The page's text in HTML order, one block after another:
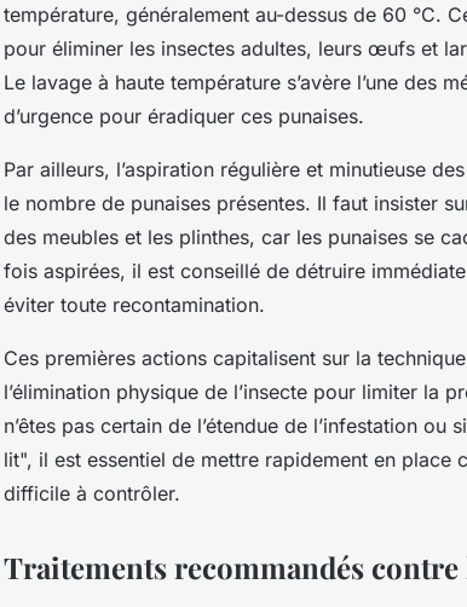
température, généralement au-dessus de 60 °C.
pour éliminer les insectes adultes, leurs œufs et
Le lavage à haute température s’avère l’une des
d’urgence pour éradiquer ces punaises.
Par ailleurs, l’aspiration régulière et minutieuse
le nombre de punaises présentes. Il faut insister
des meubles et les plinthes, car les punaises se
fois aspirées, il est conseillé de détruire
éviter toute recontamination.
Ces premières actions capitalisent sur la
l’élimination physique de l’insecte pour limiter la
n’êtes pas certain de l’étendue de l’infestation
lit", il est essentiel de mettre rapidement en place
difficile à contrôler.
Traitements recommandés contre